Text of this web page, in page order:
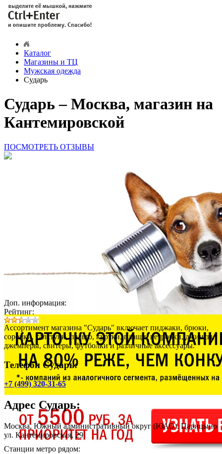
Каталог
Магазины и ТЦ
Мужская одежда
Сударь
Сударь – Москва, магазин на
Кантемировской
ПОСМОТРЕТЬ ОТЗЫВЫ
Доп. информация:
Рейтинг:
Ассортимент магазина "Сударь" включает пиджаки, брюки,
сорочки, галстуки, пальто, куртки, плащи, ветровки, джинсы,
джемперы, свитеры, футболки и различные аксессуары.
Телефон Сударь:
+7 (499) 320-31-65
Адрес Сударь:
Москва, Южный административный округ (ЮАО). Царицыно
ул. Кантемировская, 29
Станции метро рядом: